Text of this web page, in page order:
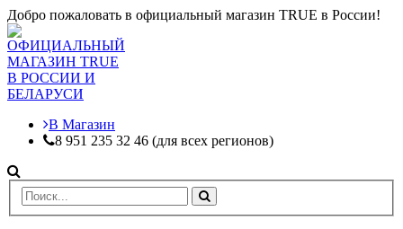
Добро пожаловать в официальный магазин TRUE в России!
В Магазин
8 951 235 32 46 (для всех регионов)